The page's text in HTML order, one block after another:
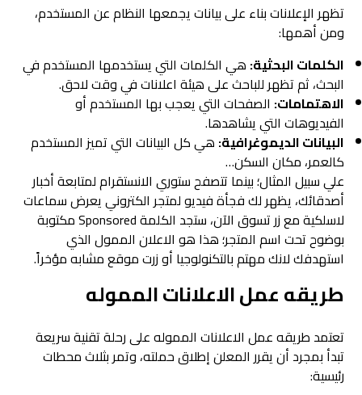
تظهر الإعلانات بناء على بيانات يجمعها النظام عن المستخدم،
ومن أهمها:
الكلمات البحثية: هي الكلمات التي يستخدمها المستخدم في
البحث، ثم تظهر للباحث على هيئة اعلانات في وقت لاحق.
الاهتمامات: الصفحات التي يعجب بها المستخدم أو
الفيديوهات التي يشاهدها.
البيانات الديموغرافية: هي كل البيانات التي تميز المستخدم
كالعمر، مكان السكن…
علي سبيل المثال؛ بينما تتصفح ستوري الانستقرام لمتابعة أخبار
أصدقائك، يظهر لك فجأة فيديو لمتجر الكتروني يعرض سماعات
لاسلكية مع زر تسوق الآن، ستجد الكلمة Sponsored مكتوبة
بوضوح تحت اسم المتجر؛ هذا هو الاعلان الممول الذي
استهدفك لانك مهتم بالتكنولوجيا أو زرت موقع مشابه مؤخراً.
طريقه عمل الاعلانات المموله
تعتمد طريقه عمل الاعلانات المموله على رحلة تقنية سريعة
تبدأ بمجرد أن يقرر المعلن إطلاق حملته، وتمر بثلاث محطات
رئيسية: